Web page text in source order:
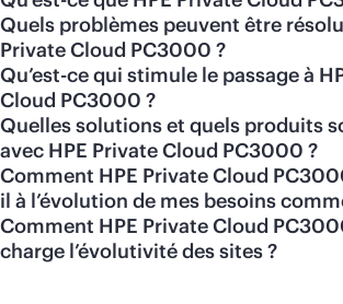
Quels problèmes peuvent être
Private Cloud PC3000 ?
Qu’est-ce qui stimule le passage à
Cloud PC3000 ?
Quelles solutions et quels produits
avec HPE Private Cloud PC3000 ?
Comment HPE Private Cloud
il à l’évolution de mes besoins
Comment HPE Private Cloud
charge l’évolutivité des sites ?